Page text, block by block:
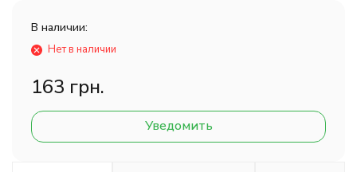
В наличии:
Нет в наличии
163 грн.
Уведомить